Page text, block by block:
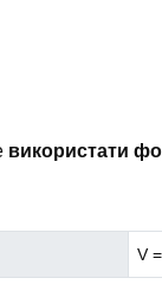
використати
V